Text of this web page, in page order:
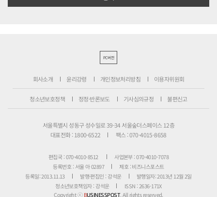
PC버전
회사소개 윤리강령 개인정보처리방침 이용자위원회
청소년보호정책 정정·반론보도 기사심의규정 불편신고
서울특별시 성동구 성수일로 39-34 서울숲더스페이스 12층
대표전화 : 1800-6522
팩스 : 070-4015-8658
편집국 : 070-4010-8512
사업본부 : 070-4010-7078
등록번호 : 서울 아 02897
제호 : 비즈니스포스트
등록일: 2013.11.13
발행·편집인 : 강석운
발행일자: 2013년 12월 2일
청소년보호책임자 : 강석운
ISSN : 2636-171X
Copyright ⓒBUSINESSPOST. All rights reserved.